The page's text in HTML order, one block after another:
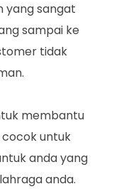
yang sangat
sampai ke
tidak
membantu
untuk
anda yang
anda.